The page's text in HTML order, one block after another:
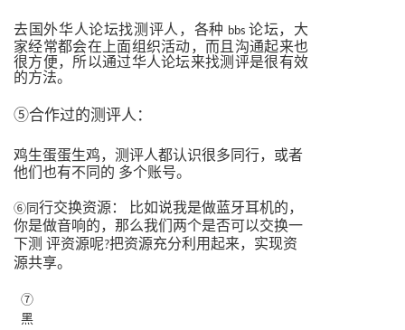
去国外华人论坛找测评人，各种 bbs论坛，大
家经常都会在上面组织活动，而且沟通起来也
很方便，所以通过华人论坛来找测评是很有效
的方法。
⑤合作过的测评人：
鸡生蛋蛋生鸡，测评人都认识很多同行，或者
他们也有不同的 多个账号。
⑥同 行交换资源：
比如说我是做蓝牙耳机的，
你是做音响的，那么我们两个是否可以交换一
下测 评资源呢?把资源充分利用起来，实现资
源共享。
⑦
黑